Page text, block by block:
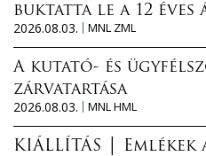
buktatta le a 12 éves
2026.08.03.
MNL ZML
A kutató- és
zárvatartása
2026.08.03.
MNL HML
KIÁLLÍTÁS │